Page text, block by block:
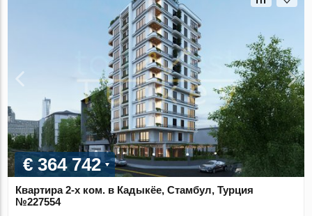
€ 364 742
Квартира 2-х ком. в Кадыкёе, Стамбул, Турция
№227554